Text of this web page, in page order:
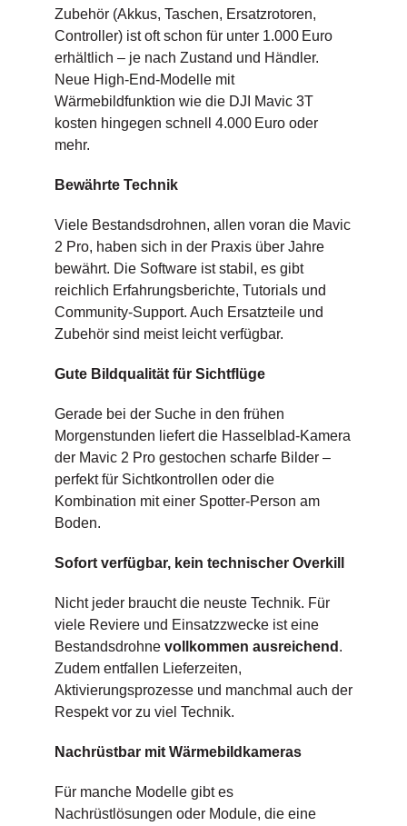
Zubehör (Akkus, Taschen, Ersatzrotoren,
Controller) ist oft schon für unter 1.000 Euro
erhältlich – je nach Zustand und Händler.
Neue High-End-Modelle mit
Wärmebildfunktion wie die DJI Mavic 3T
kosten hingegen schnell 4.000 Euro oder
mehr.
Bewährte Technik
Viele Bestandsdrohnen, allen voran die Mavic
2 Pro, haben sich in der Praxis über Jahre
bewährt. Die Software ist stabil, es gibt
reichlich Erfahrungsberichte, Tutorials und
Community-Support. Auch Ersatzteile und
Zubehör sind meist leicht verfügbar.
Gute Bildqualität für Sichtflüge
Gerade bei der Suche in den frühen
Morgenstunden liefert die Hasselblad-Kamera
der Mavic 2 Pro gestochen scharfe Bilder –
perfekt für Sichtkontrollen oder die
Kombination mit einer Spotter-Person am
Boden.
Sofort verfügbar, kein technischer Overkill
Nicht jeder braucht die neuste Technik. Für
viele Reviere und Einsatzzwecke ist eine
Bestandsdrohne vollkommen ausreichend .
Zudem entfallen Lieferzeiten,
Aktivierungsprozesse und manchmal auch der
Respekt vor zu viel Technik.
Nachrüstbar mit Wärmebildkameras
Für manche Modelle gibt es
Nachrüstlösungen oder Module, die eine